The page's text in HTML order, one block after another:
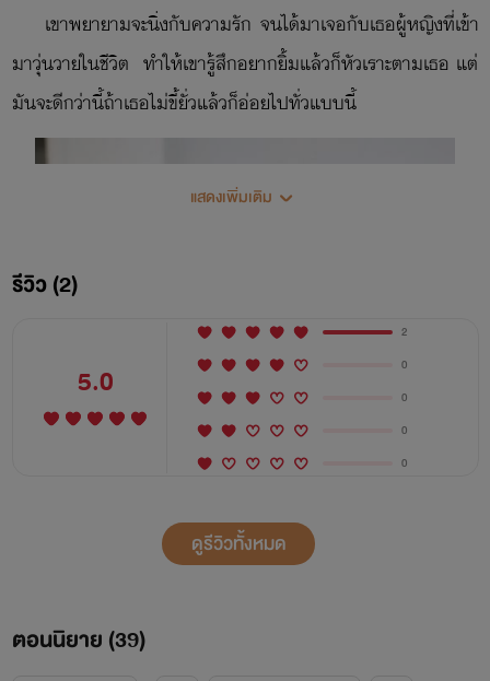
เขาพยายามจะนิ่งกับความรัก จนได้มาเจอกับเธอผู้หญิงที่เข้า
มาวุ่นวายในชีวิต ทำให้เขารู้สึกอยากยิ้มแล้วก็หัวเราะตามเธอ แต่
มันจะดีกว่านี้ถ้าเธอไม่ขี้ยั่วแล้วก็อ่อยไปทั่วแบบนี้
แสดงเพิ่มเติม
รีวิว (2)
5.0
2
0
0
0
0
ดูรีวิวทั้งหมด
ตอนนิยาย (39)